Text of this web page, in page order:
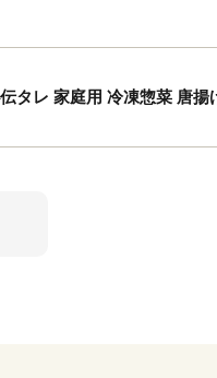
タレ 家庭用 冷凍惣菜 唐揚